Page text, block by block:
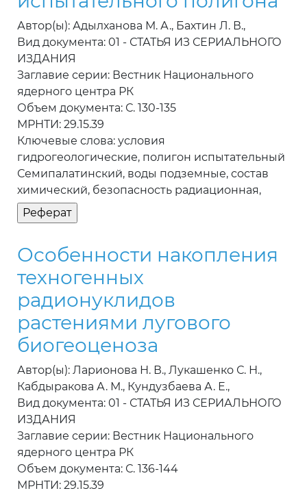
Автор(ы): Адылханова М. А., Бахтин Л. В.,
Вид документа: 01 - СТАТЬЯ ИЗ СЕРИАЛЬНОГО
ИЗДАНИЯ
Заглавие серии: Вестник Национального
ядерного центра РК
Объем документа: С. 130-135
МРНТИ: 29.15.39
Ключевые слова: условия
гидрогеологические, полигон испытательный
Семипалатинский, воды подземные, состав
химический, безопасность радиационная,
Особенности накопления
техногенных
радионуклидов
растениями лугового
биогеоценоза
Автор(ы): Ларионова Н. В., Лукашенко С. Н.,
Кабдыракова А. М., Кундузбаева А. Е.,
Вид документа: 01 - СТАТЬЯ ИЗ СЕРИАЛЬНОГО
ИЗДАНИЯ
Заглавие серии: Вестник Национального
ядерного центра РК
Объем документа: С. 136-144
МРНТИ: 29.15.39